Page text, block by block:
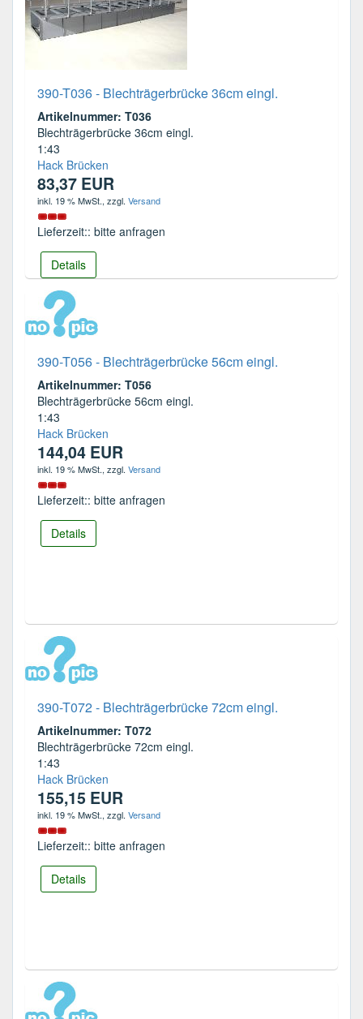
390-T036 - Blechträgerbrücke 36cm eingl.
Artikelnummer: T036
Blechträgerbrücke 36cm eingl.
1:43
Hack Brücken
83,37 EUR
inkl. 19 % MwSt., zzgl. Versand
Lieferzeit:: bitte anfragen
Details
390-T056 - Blechträgerbrücke 56cm eingl.
Artikelnummer: T056
Blechträgerbrücke 56cm eingl.
1:43
Hack Brücken
144,04 EUR
inkl. 19 % MwSt., zzgl. Versand
Lieferzeit:: bitte anfragen
Details
390-T072 - Blechträgerbrücke 72cm eingl.
Artikelnummer: T072
Blechträgerbrücke 72cm eingl.
1:43
Hack Brücken
155,15 EUR
inkl. 19 % MwSt., zzgl. Versand
Lieferzeit:: bitte anfragen
Details